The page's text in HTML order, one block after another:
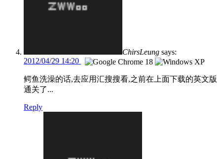
ChirsLeung says:
2012/04/29 14:20
鳄鱼洗澡的话,去应用汇搜搜看,之前在上面下载的英文版
通关了...
Reply